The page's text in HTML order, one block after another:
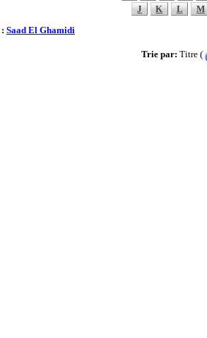
J
K L M
: Saad El Ghamidi
Trie par: Titre (